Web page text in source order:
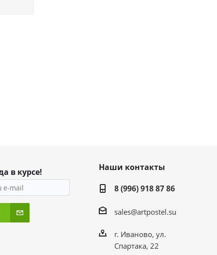
в курсе!
Наши контакты
8 (996) 918 87 86
sales@artpostel.su
г. Иваново, ул.
Спартака, 22